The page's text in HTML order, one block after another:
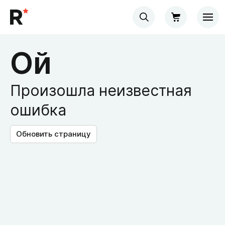
Ой
Произошла неизвестная
ошибка
Обновить страницу